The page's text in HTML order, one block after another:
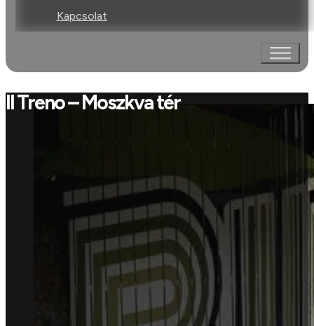
Kapcsolat
Il Treno – Moszkva tér